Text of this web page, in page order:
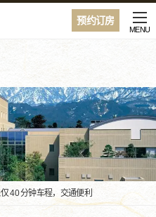
预约订房
MENU
40 分钟车程，交通便利